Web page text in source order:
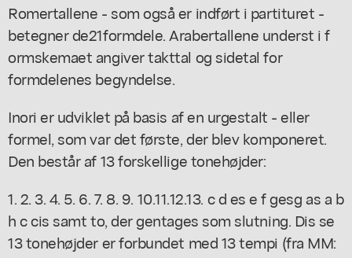
Romertallene - som også er indført i partituret -
betegner de21formdele. Arabertallene underst i f
ormskemaet angiver takttal og sidetal for
formdelenes begyndelse.
Inori er udviklet på basis af en urgestalt - eller
formel, som var det første, der blev komponeret.
Den består af 13 forskellige tonehøjder:
1. 2. 3. 4. 5. 6. 7. 8. 9. 10.11.12.13. c d es e f gesg as a b
h c cis samt to, der gentages som slutning. Dis se
13 tonehøjder er forbundet med 13 tempi (fra MM: